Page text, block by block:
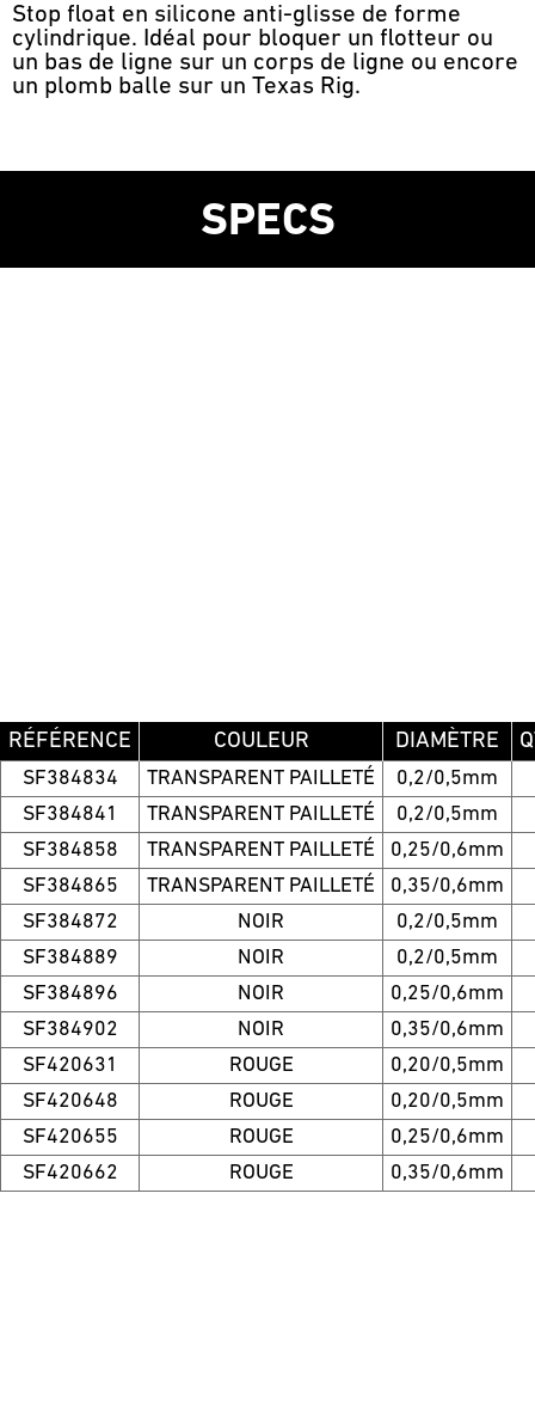
Stop float en silicone anti-glisse de forme
cylindrique. Idéal pour bloquer un flotteur ou
un bas de ligne sur un corps de ligne ou encore
un plomb balle sur un Texas Rig.
SPECS
RÉFÉRENCE COULEUR DIAMÈTRE
SF384834 TRANSPARENT PAILLETÉ
0,2/0,5mm
SF384841
TRANSPARENT PAILLETÉ
0,2/0,5mm
SF384858
TRANSPARENT PAILLETÉ
0,25/0,6mm
SF384865
TRANSPARENT PAILLETÉ
0,35/0,6mm
SF384872
NOIR
0,2/0,5mm
SF384889
NOIR
0,2/0,5mm
SF384896
NOIR
0,25/0,6mm
SF384902
NOIR
0,35/0,6mm
SF420631
ROUGE
0,20/0,5mm
SF420648
ROUGE
0,20/0,5mm
SF420655
ROUGE
0,25/0,6mm
SF420662
ROUGE 0,35/0,6mm